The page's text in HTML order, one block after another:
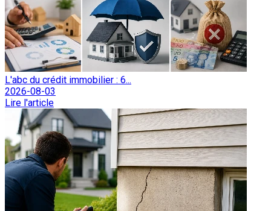
L'abc du crédit immobilier : 6...
2026-08-03
Lire l'article